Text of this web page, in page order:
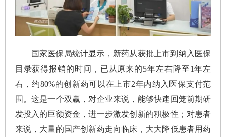
国家医保局统计显示，新药从获批上市到纳入医保
目录获得报销的时间，已从原来的5年左右降至1年左
右，约80%的创新药可以在上市2年内纳入医保支付范
围。这是一个双赢，对企业来说，能够快速回笼前期研
发投入的巨额资金，进一步激发创新的积极性；对患者
来说，大量的国产创新药走向临床，大大降低患者用药